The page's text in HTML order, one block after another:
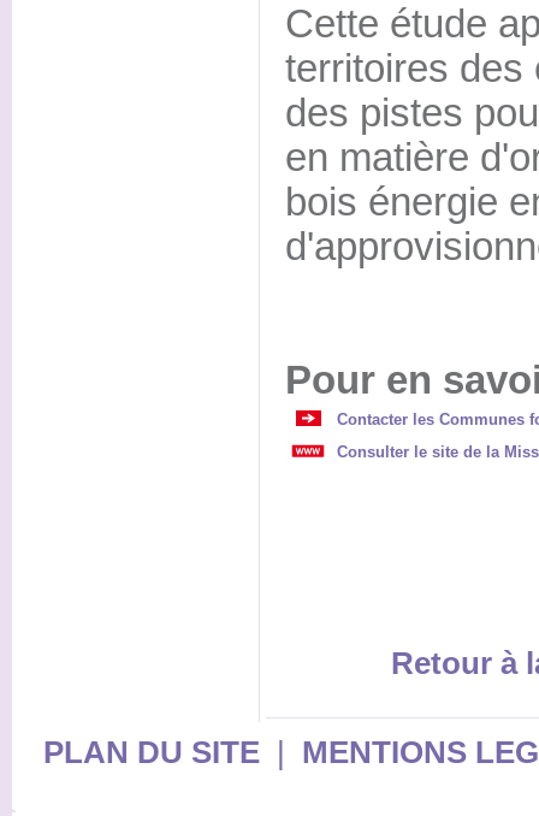
Cette étude
territoires des
des pistes
en matière
bois énergie
Pour en
Contacter les Communes
Consulter le site de la
Retour à
PLAN DU SITE| MENTIONS